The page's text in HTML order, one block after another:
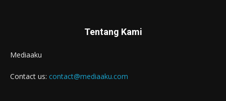
Tentang Kami
Mediaaku
Contact us: contact@mediaaku.com